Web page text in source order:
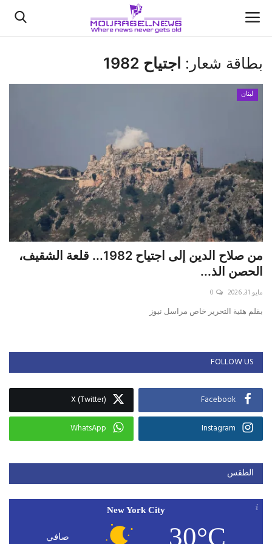
الأخبار
اقتصاد
علوم وتكنولوجيا
رياضة
فيديو
حياة
بطاقة شعار: اجتياح 1982
لبنان
من صلاح الدين إلى اجتياح 1982... قلعة الشقيف،
الحصن الذ...
مايو 31, 2026 0
بقلم هئية التحرير خاص مراسل نيوز
FOLLOW US
Facebook
X (Twitter)
Instagram
WhatsApp
الطقس
New York City
30°C صافي